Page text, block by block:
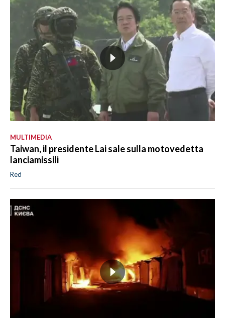
MULTIMEDIA
Taiwan, il presidente Lai sale sulla motovedetta
lanciamissili
Red